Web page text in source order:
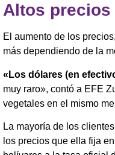
Altos precios
El aumento de los
más dependiendo de la
«Los dólares (en
muy raro», contó a EFE
vegetales en el mismo
La mayoría de los
los precios que ella fija